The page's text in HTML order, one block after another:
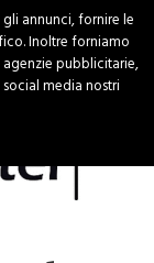
annunci, fornire le
Inoltre forniamo
pubblicitarie,
media nostri